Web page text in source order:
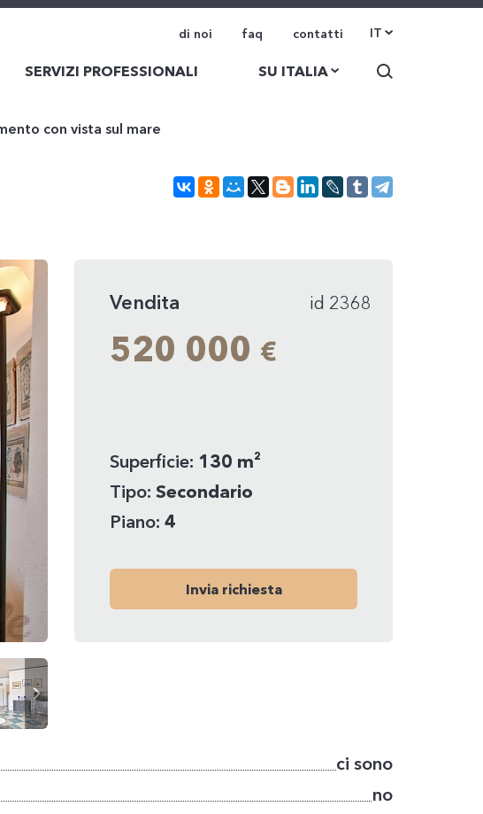
di noi faq contatti IT
SERVIZI PROFESSIONALI SU ITALIA
con vista sul mare
Vendita id 2368
520 000 €
Superficie: 130 m²
Tipo: Secondario
Piano: 4
Invia richiesta
ci sono
no